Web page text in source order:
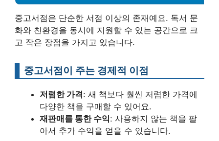
중고서점은 단순한 서점 이상의 존재예요. 독서 문
화와 친환경을 동시에 지원할 수 있는 공간으로 크
고 작은 장점을 가지고 있습니다.
중고서점이 주는 경제적 이점
저렴한 가격: 새 책보다 훨씬 저렴한 가격에
다양한 책을 구매할 수 있어요.
재판매를 통한 수익: 사용하지 않는 책을 팔
아서 추가 수익을 얻을 수 있습니다.